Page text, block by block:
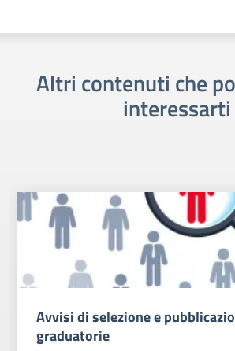
Altri contenuti che
interessarti
Avvisi di selezione e
graduatorie